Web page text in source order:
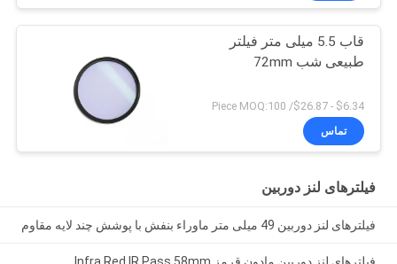
قاب 5.5 میلی متر فیلتر
طبیعی شب 72mm
$6.34 - $26.87/ Piece MOQ:100
تماس
فیلترهای لنز دوربین
فیلترهای لنز دوربین 49 میلی متر ماوراء بنفش با پوشش چند لایه مقاوم